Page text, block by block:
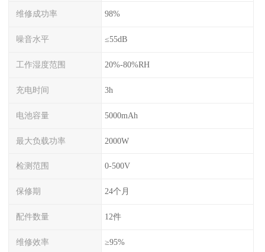
维修成功率 98%
噪音水平 ≤55dB
工作湿度范围 20%-80%RH
充电时间 3h
电池容量 5000mAh
最大负载功率 2000W
检测范围 0-500V
保修期 24个月
配件数量 12件
维修效率 ≥95%